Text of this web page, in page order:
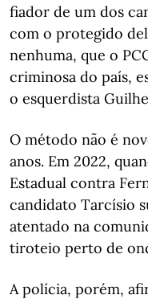
fiador de um dos
com o protegido
nenhuma, que o
criminosa do país,
o esquerdista
O método não é
anos. Em 2022,
Estadual contra
candidato Tarcísio
atentado na
tiroteio perto de
A polícia, porém,